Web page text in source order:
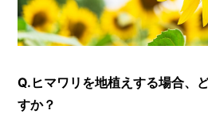
Q.ヒマワリを地植えする場合、
すか？